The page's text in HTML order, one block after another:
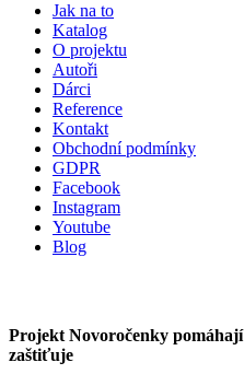
Jak na to
Katalog
O projektu
Autoři
Dárci
Reference
Kontakt
Obchodní podmínky
GDPR
Facebook
Instagram
Youtube
Blog
Projekt Novoročenky pomáhají
zaštiťuje